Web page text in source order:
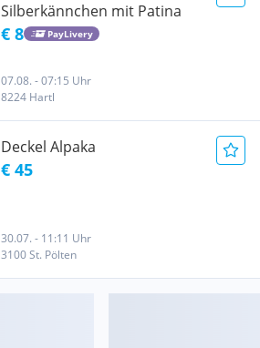
Silberkännchen mit Patina
€ 8 PayLivery
07.08. - 07:15 Uhr
8224 Hartl
Deckel Alpaka
€ 45
30.07. - 11:11 Uhr
3100 St. Pölten